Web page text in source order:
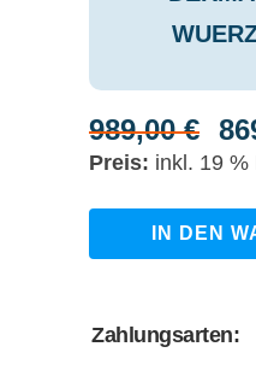
989,00€
inkl. 19 %
dermatologie-
quantity
IN DEN
Zahlungsarten: